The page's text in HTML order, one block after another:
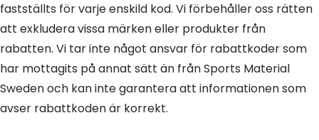
fastställts för varje enskild kod. Vi förbehåller oss rätten
att exkludera vissa märken eller produkter från
rabatten. Vi tar inte något ansvar för rabattkoder som
har mottagits på annat sätt än från Sports Material
Sweden och kan inte garantera att informationen som
avser rabattkoden är korrekt.